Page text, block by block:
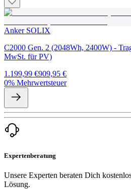
Anker SOLIX
C2000 Gen. 2 (2048Wh, 2400W) -
MwSt. für PV)
1.199,99 €909,95 €
0% Mehrwertsteuer
Expertenberatung
Unsere Experten beraten Dich
Lösung.